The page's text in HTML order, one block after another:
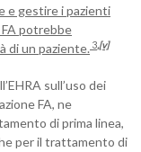
e gestire i pazienti
potrebbe
di un paziente. 3,[v]
sull’uso dei
FA, ne
di prima linea,
per il trattamento di